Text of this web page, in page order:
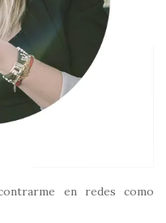
en redes como